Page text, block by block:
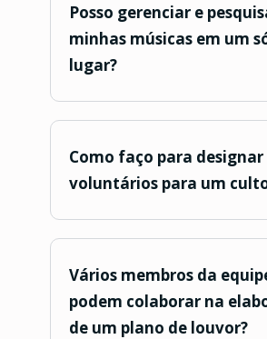
Posso gerenciar e
minhas músicas em um
lugar?
Como faço para designar
voluntários para um
Vários membros da
podem colaborar na
de um plano de louvor?